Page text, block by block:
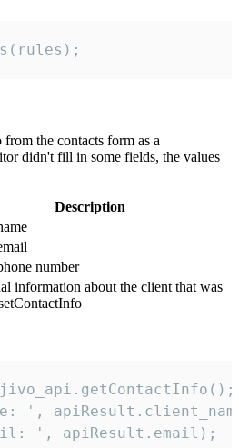
the contacts form as a
didn't fill in some fields, the values
Description
number
information about the client that was
',
', apiResult.email);